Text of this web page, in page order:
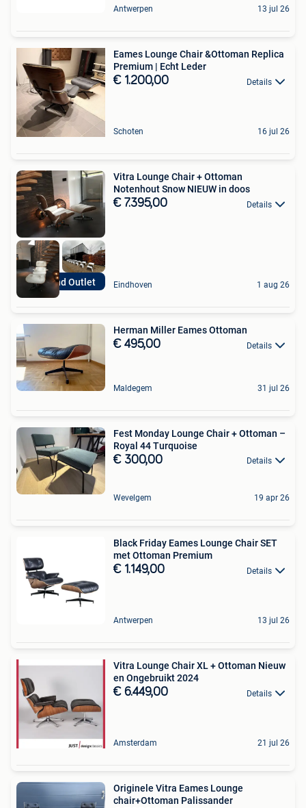
Antwerpen 13 jul 26
Eames Lounge Chair &Ottoman Replica
Premium | Echt Leder
€ 1.200,00 Details
Schoten 16 jul 26
High-end Outlet
Vitra Lounge Chair + Ottoman
Notenhout Snow NIEUW in doos
€ 7.395,00 Details
Eindhoven 1 aug 26
Herman Miller Eames Ottoman
€ 495,00 Details
Maldegem 31 jul 26
Fest Monday Lounge Chair + Ottoman –
Royal 44 Turquoise
€ 300,00 Details
Wevelgem 19 apr 26
Black Friday Eames Lounge Chair SET
met Ottoman Premium
€ 1.149,00 Details
Antwerpen 13 jul 26
Vitra Lounge Chair XL + Ottoman Nieuw
en Ongebruikt 2024
€ 6.449,00 Details
Amsterdam 21 jul 26
Originele Vitra Eames Lounge
chair+Ottoman Palissander